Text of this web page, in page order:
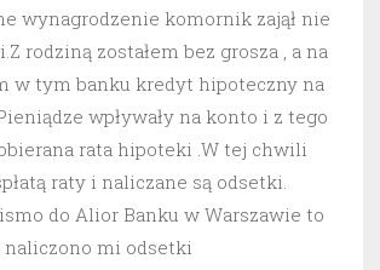
wynagrodzenie komornik zajął nie
rodziną zostałem bez grosza , a na
w tym banku kredyt hipoteczny na
wpływały na konto i z tego
rata hipoteki .W tej chwili
raty i naliczane są odsetki.
do Alior Banku w Warszawie to
mi odsetki